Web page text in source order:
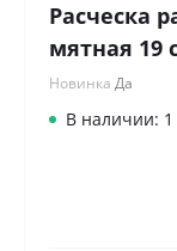
Расческа
мятная 19
Новинка Да
В наличии: 1